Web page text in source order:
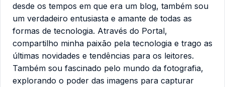
desde os tempos em que era um blog, também sou
um verdadeiro entusiasta e amante de todas as
formas de tecnologia. Através do Portal,
compartilho minha paixão pela tecnologia e trago as
últimas novidades e tendências para os leitores.
Também sou fascinado pelo mundo da fotografia,
explorando o poder das imagens para capturar